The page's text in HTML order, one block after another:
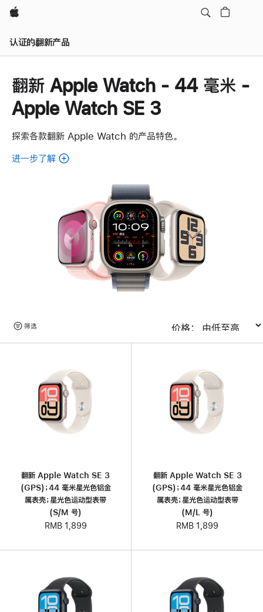
Apple
认证的翻新产品
翻新 Apple Watch - 44 毫米 -
Apple Watch SE 3
探索各款翻新 Apple Watch 的产品特色。
进一步了解
翻
新
Apple
Watch。
览
筛选
翻新 Apple Watch SE 3
(GPS)；44 毫米星光色铝金
属表壳；星光色运动型表带
(S/M 号)
RMB 1,899
翻新 Apple Watch SE 3
(GPS)；44 毫米星光色铝金
属表壳；星光色运动型表带
(M/L 号)
RMB 1,899